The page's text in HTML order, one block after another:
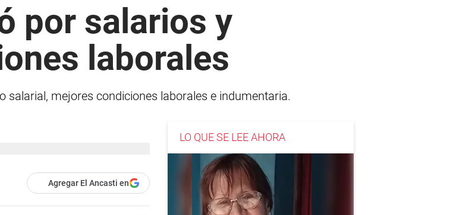
por salarios y
laborales
salarial, mejores condiciones laborales e indumentaria.
Agregar El Ancasti en
LO QUE SE LEE AHORA